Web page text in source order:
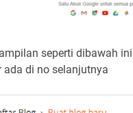
seperti dibawah
ada di no selanjutnya